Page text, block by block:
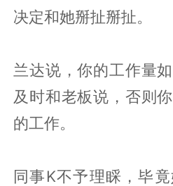
决定和她掰扯掰扯。
兰达说，你的工作量
及时和老板说，否则
的工作。
同事K不予理睬，毕